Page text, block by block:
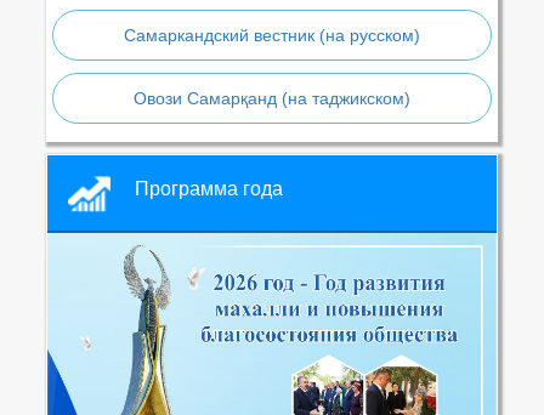
Самаркандский вестник (на русском)
Овози Самарқанд (на таджикском)
Программа года